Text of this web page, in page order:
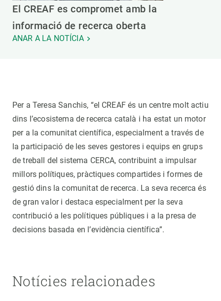
El CREAF es compromet amb la
informació de recerca oberta
ANAR A LA NOTÍCIA
Per a Teresa Sanchis, “el CREAF és un centre molt actiu
dins l’ecosistema de recerca català i ha estat un motor
per a la comunitat científica, especialment a través de
la participació de les seves gestores i equips en grups
de treball del sistema CERCA, contribuint a impulsar
millors polítiques, pràctiques compartides i formes de
gestió dins la comunitat de recerca. La seva recerca és
de gran valor i destaca especialment per la seva
contribució a les polítiques públiques i a la presa de
decisions basada en l’evidència científica”.
Notícies relacionades